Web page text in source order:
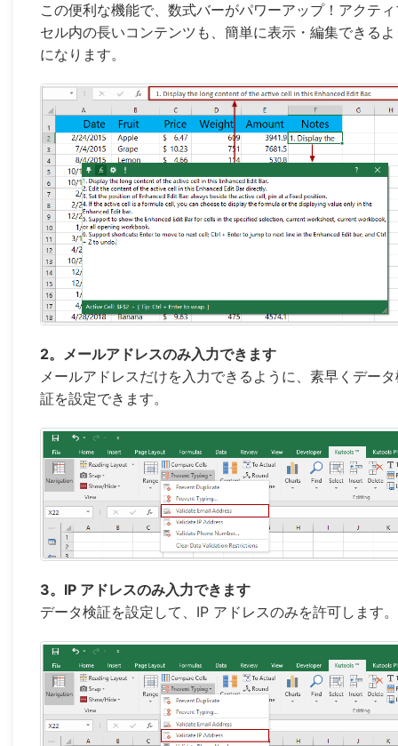
この便利な機能で、数式バーがパワーアップ！アクテ
セル内の長いコンテンツも、簡単に表示・編集できる
になります。
2。メールアドレスのみ入力できます
メールアドレスだけを入力できるように、素早くデー
証を設定できます。
3。IP アドレスのみ入力できます
データ検証を設定して、IP アドレスのみを許可します。